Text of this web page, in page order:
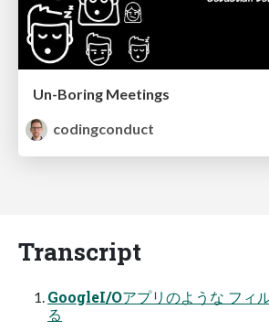
Un-Boring Meetings
codingconduct
Transcript
GoogleI/Oアプリのような フィ
る